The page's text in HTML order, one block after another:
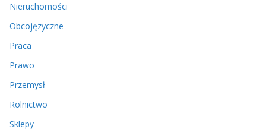
Nieruchomości
Obcojęzyczne
Praca
Prawo
Przemysł
Rolnictwo
Sklepy